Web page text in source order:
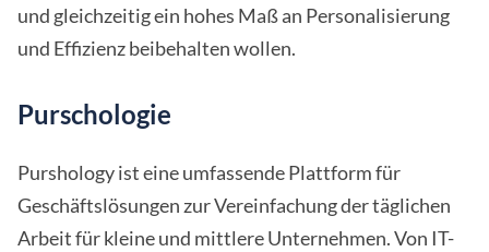
und gleichzeitig ein hohes Maß an Personalisierung
und Effizienz beibehalten wollen.
Purschologie
Purshology ist eine umfassende Plattform für
Geschäftslösungen zur Vereinfachung der täglichen
Arbeit für kleine und mittlere Unternehmen. Von IT-